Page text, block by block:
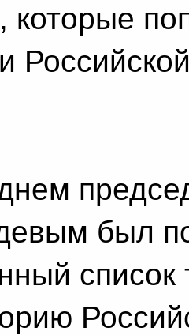
которые
был
список